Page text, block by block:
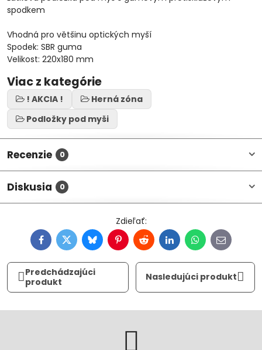
spodkem
Vhodná pro většinu optických myší
Spodek: SBR guma
Velikost: 220x180 mm
Viac z kategórie
! AKCIA !
Herná zóna
Podložky pod myši
Recenzie 0
Diskusia 0
FacebookTwitterBlueskyPinterestRedditLinkedInWhatsApp
E-
mail
Predchádzajúci
produkt
Nasledujúci produkt